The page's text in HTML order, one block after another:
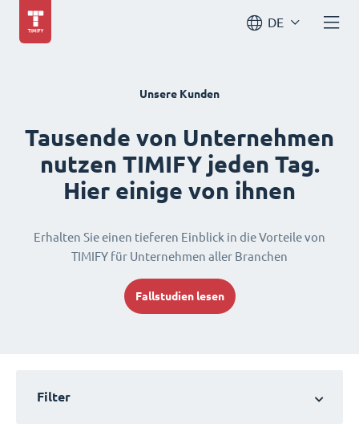
DE
Unsere Kunden
Tausende von Unternehmen
nutzen TIMIFY jeden Tag.
Hier einige von ihnen
Erhalten Sie einen tieferen Einblick in die Vorteile von
TIMIFY für Unternehmen aller Branchen
Fallstudien lesen
Filter